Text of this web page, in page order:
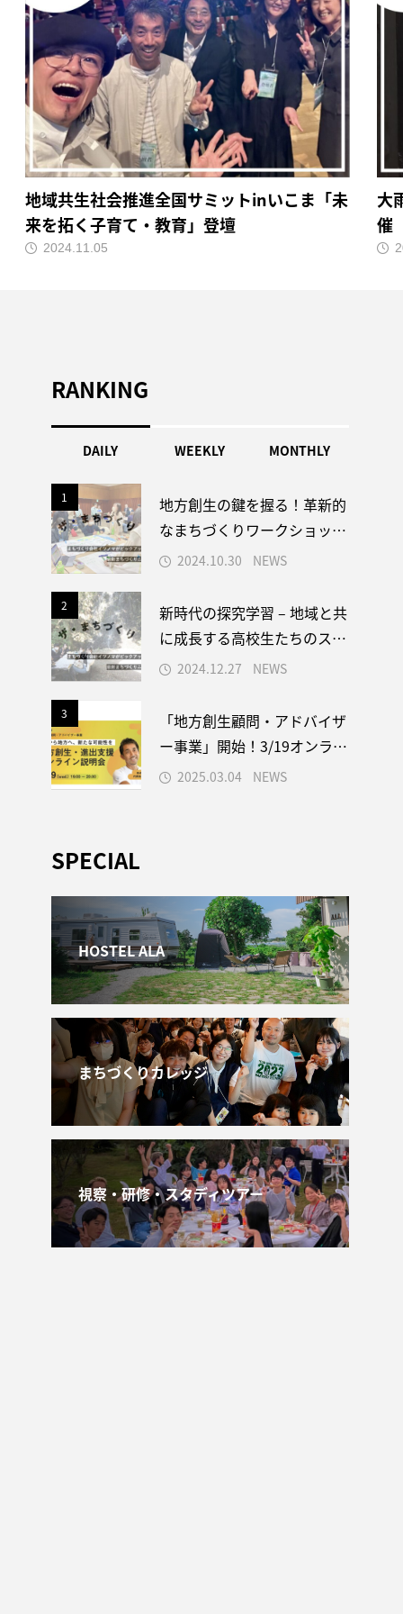
地域共生社会推進全国サミットinいこま「未
来を拓く子育て・教育」登壇
2024.11.05
大
催
RANKING
DAILY WEEKLY MONTHLY
1
地方創生の鍵を握る！革新的
なまちづくりワークショップ
の秘訣
2024.10.30 NEWS
2
新時代の探究学習 – 地域と共
に成長する高校生たちのスタ
ディツアー
2024.12.27 NEWS
3
「地方創生顧問・アドバイザ
ー事業」開始！3/19オンライ
ン説明会開催。
2025.03.04 NEWS
SPECIAL
HOSTEL ALA
まちづくりカレッジ
視察・研修・スタディツアー